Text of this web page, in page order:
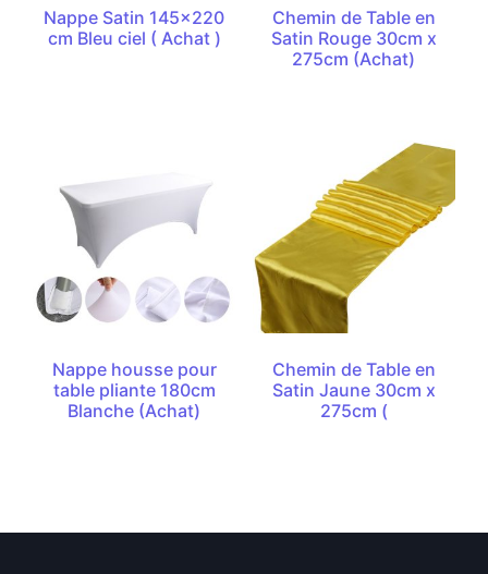
Nappe Satin 145×220
cm Bleu ciel ( Achat )
Chemin de Table en
Satin Rouge 30cm x
275cm (Achat)
Nappe housse pour
table pliante 180cm
Blanche (Achat)
Chemin de Table en
Satin Jaune 30cm x
275cm (